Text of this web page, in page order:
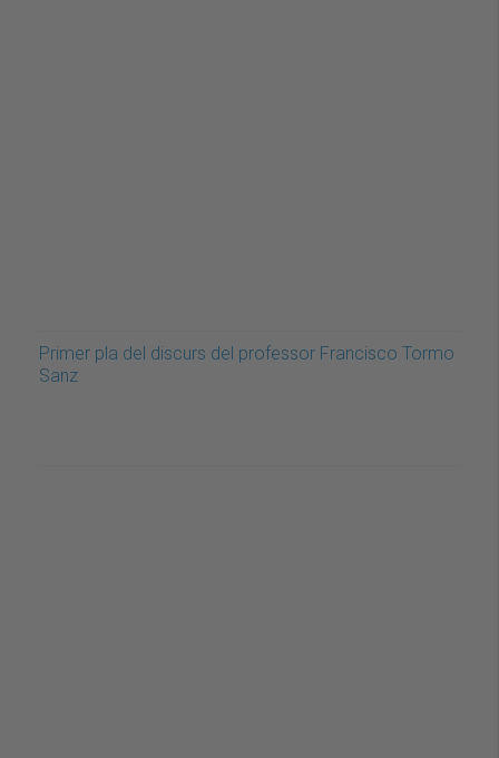
Primer pla del discurs del professor Francisco Tormo
Sanz